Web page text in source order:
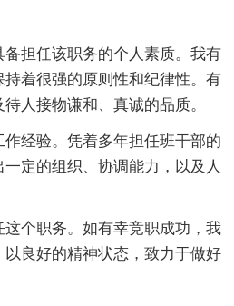
担任该职务的个人素质。我有
着很强的原则性和纪律性。有
人接物谦和、真诚的品质。
经验。凭着多年担任班干部的
定的组织、协调能力，以及人
个职务。如有幸竞职成功，我
良好的精神状态，致力于做好